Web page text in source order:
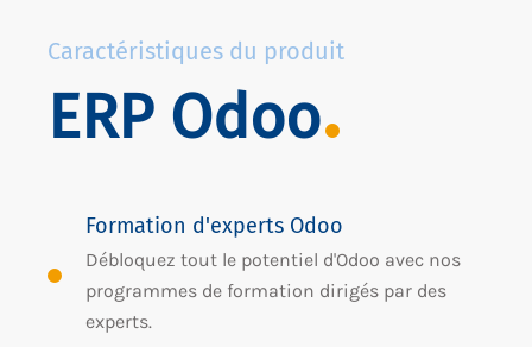
Caractéristiques du produit
ERP Odoo
Formation d'experts Odoo
Débloquez tout le potentiel d'Odoo avec nos
programmes de formation dirigés par des
experts.